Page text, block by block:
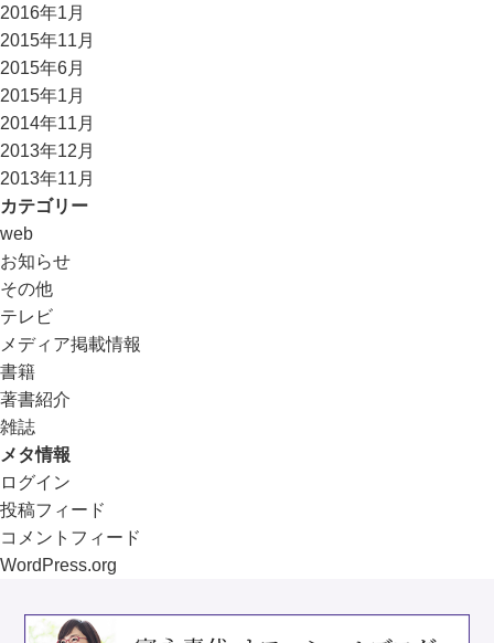
2016年1月
2015年11月
2015年6月
2015年1月
2014年11月
2013年12月
2013年11月
カテゴリー
web
お知らせ
その他
テレビ
メディア掲載情報
書籍
著書紹介
雑誌
メタ情報
ログイン
投稿フィード
コメントフィード
WordPress.org